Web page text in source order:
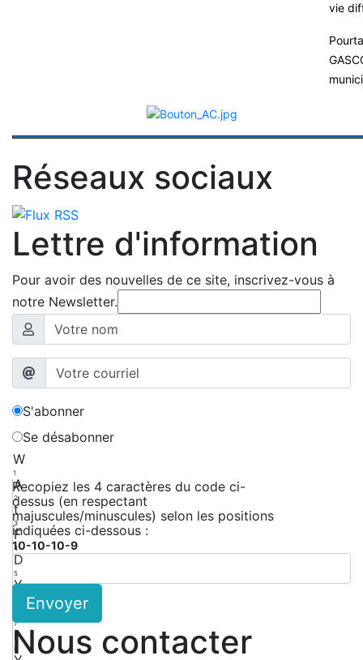
vie
Réseaux sociaux
Lettre d'information
Pour avoir des nouvelles de ce site, inscrivez-vous à
notre Newsletter.
S'abonner
Se désabonner
W
1
A
2
t
3
F
4
D
5
Y
7
r
8
Recopiez les 4 caractères du code ci-
dessus (en respectant
majuscules/minuscules) selon les positions
indiquées ci-dessous :
10-10-10-9
Envoyer
Nous contacter